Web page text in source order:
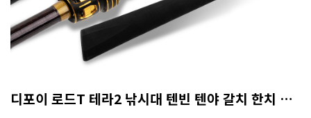
디포이 로드T 테라2 낚시대 텐빈 텐야 갈치 한치 B-180ML (AS보증카드)